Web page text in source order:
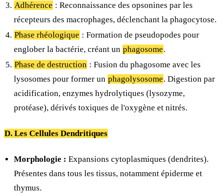
Adhérence : Reconnaissance des opsonines par les
récepteurs des macrophages, déclenchant la phagocytose.
Phase rhéologique : Formation de pseudopodes pour
englober la bactérie, créant un phagosome.
Phase de destruction : Fusion du phagosome avec les
lysosomes pour former un phagolysosome. Digestion par
acidification, enzymes hydrolytiques (lysozyme,
protéase), dérivés toxiques de l'oxygène et nitrés.
D. Les Cellules Dendritiques
Morphologie : Expansions cytoplasmiques (dendrites).
Présentes dans tous les tissus, notamment épiderme et
thymus.